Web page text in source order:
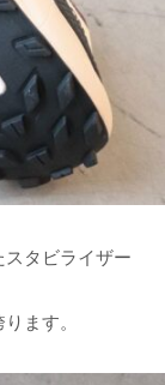
タビライザー
ます。